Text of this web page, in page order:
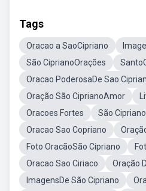
Tags
Oracao a SaoCipriano
São CiprianoOrações
Oracao PoderosaDe Sao
Oração São CiprianoAmor
Oracoes Fortes
São
Oracao Sao Copriano
Foto OracãoSão Cipriano
Oracao Sao Ciriaco
Oração
ImagensDe São Cipriano